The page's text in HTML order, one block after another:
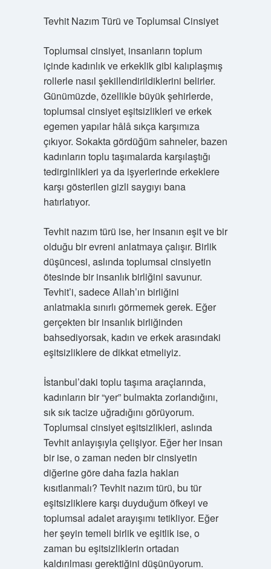
Tevhit Nazım Türü ve Toplumsal Cinsiyet
Toplumsal cinsiyet, insanların toplum
içinde kadınlık ve erkeklik gibi kalıplaşmış
rollerle nasıl şekillendirildiklerini belirler.
Günümüzde, özellikle büyük şehirlerde,
toplumsal cinsiyet eşitsizlikleri ve erkek
egemen yapılar hâlâ sıkça karşımıza
çıkıyor. Sokakta gördüğüm sahneler, bazen
kadınların toplu taşımalarda karşılaştığı
tedirginlikleri ya da işyerlerinde erkeklere
karşı gösterilen gizli saygıyı bana
hatırlatıyor.
Tevhit nazım türü ise, her insanın eşit ve bir
olduğu bir evreni anlatmaya çalışır. Birlik
düşüncesi, aslında toplumsal cinsiyetin
ötesinde bir insanlık birliğini savunur.
Tevhit’i, sadece Allah’ın birliğini
anlatmakla sınırlı görmemek gerek. Eğer
gerçekten bir insanlık birliğinden
bahsediyorsak, kadın ve erkek arasındaki
eşitsizliklere de dikkat etmeliyiz.
İstanbul’daki toplu taşıma araçlarında,
kadınların bir “yer” bulmakta zorlandığını,
sık sık tacize uğradığını görüyorum.
Toplumsal cinsiyet eşitsizlikleri, aslında
Tevhit anlayışıyla çelişiyor. Eğer her insan
bir ise, o zaman neden bir cinsiyetin
diğerine göre daha fazla hakları
kısıtlanmalı? Tevhit nazım türü, bu tür
eşitsizliklere karşı duyduğum öfkeyi ve
toplumsal adalet arayışımı tetikliyor. Eğer
her şeyin temeli birlik ve eşitlik ise, o
zaman bu eşitsizliklerin ortadan
kaldırılması gerektiğini düşünüyorum.